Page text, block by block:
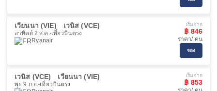
เวียนนา (VIE) เวนิส (VCE)
อาทิตย์ 2 ส.ค. เที่ยวบินตรง
Ryanair
เริ่มจาก
฿ 846
ราคา/ คน
จอง
เวนิส (VCE) เวียนนา (VIE)
พุธ 9 ก.ย. เที่ยวบินตรง
เริ่มจาก
฿ 853